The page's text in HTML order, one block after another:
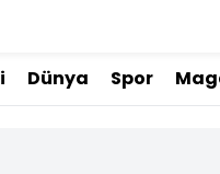
Dünya Spor